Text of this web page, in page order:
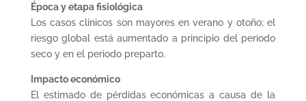
Época y etapa fisiológica
Los casos clínicos son mayores en verano y otoño; el
riesgo global está aumentado a principio del periodo
seco y en el periodo preparto.
Impacto económico
El estimado de pérdidas económicas a causa de la